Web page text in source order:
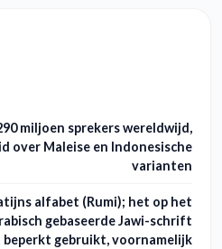
miljoen sprekers wereldwijd,
over Maleise en Indonesische
varianten
alfabet (Rumi); het op het
gebaseerde Jawi-schrift
gebruikt, voornamelijk